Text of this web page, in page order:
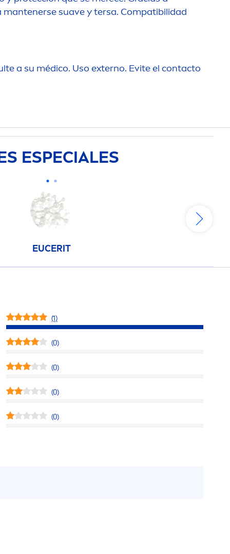
suave y tersa. Compatibilidad
a su médico. Uso externo. Evite el contacto
ESPECIALES
EUCERIT
(1)
(0)
(0)
(0)
(0)